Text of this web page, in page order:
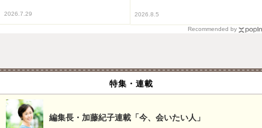
2026.7.29 2026.8.5
Recommended by
特集・連載
編集長・加藤紀子連載「今、会いたい人」